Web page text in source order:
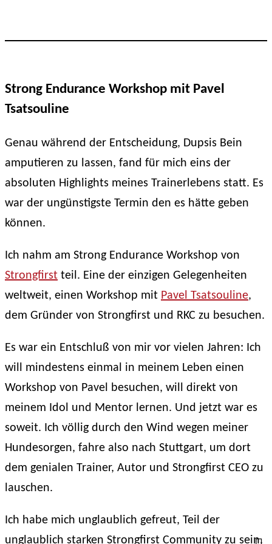
Strong Endurance Workshop mit Pavel
Tsatsouline
Genau während der Entscheidung, Dupsis Bein
amputieren zu lassen, fand für mich eins der
absoluten Highlights meines Trainerlebens statt. Es
war der ungünstigste Termin den es hätte geben
können.
Ich nahm am Strong Endurance Workshop von
Strongfirst teil. Eine der einzigen Gelegenheiten
weltweit, einen Workshop mit Pavel Tsatsouline,
dem Gründer von Strongfirst und RKC zu besuchen.
Es war ein Entschluß von mir vor vielen Jahren: Ich
will mindestens einmal in meinem Leben einen
Workshop von Pavel besuchen, will direkt von
meinem Idol und Mentor lernen. Und jetzt war es
soweit. Ich völlig durch den Wind wegen meiner
Hundesorgen, fahre also nach Stuttgart, um dort
dem genialen Trainer, Autor und Strongfirst CEO zu
lauschen.
Ich habe mich unglaublich gefreut, Teil der
unglaublich starken Strongfirst Community zu sein.